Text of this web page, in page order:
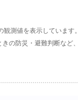
測値を表示しています。
の防災・避難判断など、